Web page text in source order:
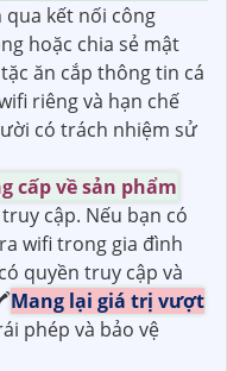
kết nối công
hoặc chia sẻ mật
ăn cắp thông tin cá
riêng và hạn chế
có trách nhiệm sử
cấp về sản phẩm
cập. Nếu bạn có
wifi trong gia đình
quyền truy cập và
Mang lại giá trị vượt
phép và bảo vệ